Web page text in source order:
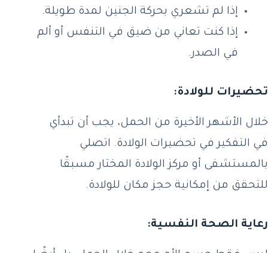
إذا لم تشعري بحركة الجنين لمدة طويلة.
إذا كنت تعاني من ضيق في التنفس أو ألم
في الصدر.
تحضيرات للولادة:
خلال الأشهر الأخيرة من الحمل، يجب أن تبدأي
في التفكير في تحضيرات الولادة. اتصلي
بالمستشفى أو مركز الولادة المختار مسبقًا
للتحقق من إمكانية حجز مكان للولادة.
رعاية الصحة النفسية: